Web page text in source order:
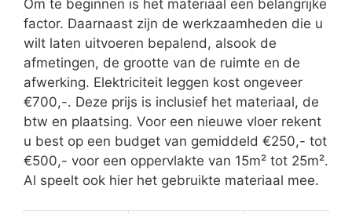
Om te beginnen is het materiaal een belangrijke
factor. Daarnaast zijn de werkzaamheden die u
wilt laten uitvoeren bepalend, alsook de
afmetingen, de grootte van de ruimte en de
afwerking. Elektriciteit leggen kost ongeveer
€700,-. Deze prijs is inclusief het materiaal, de
btw en plaatsing. Voor een nieuwe vloer rekent
u best op een budget van gemiddeld €250,- tot
€500,- voor een oppervlakte van 15m² tot 25m².
Al speelt ook hier het gebruikte materiaal mee.